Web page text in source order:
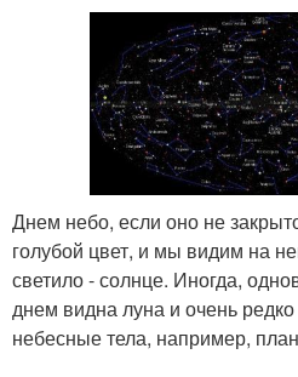
Днем небо, если оно не
голубой цвет, и мы видим на
светило - солнце. Иногда,
днем видна луна и очень
небесные тела, например,